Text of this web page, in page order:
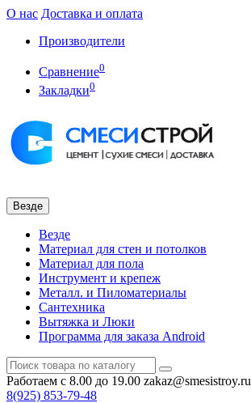
О нас Доставка и оплата
Производители
Сравнение0
Закладки0
Везде
Везде
Материал для стен и потолков
Материал для пола
Инструмент и крепеж
Металл. и Пиломатериалы
Сантехника
Вытяжка и Люки
Программа для заказа Android
Работаем с 8.00 до 19.00 zakaz@smesistroy.ru
8(925) 853-79-48